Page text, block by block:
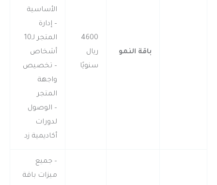
باقة النمو
4600
ريال
سنويًا
الأساسية
– إدارة
المتجر لـ10
أشخاص
– تخصيص
واجهة
المتجر
– الوصول
لدورات
أكاديمية زد
– جميع
ميزات باقة